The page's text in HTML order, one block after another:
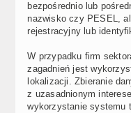
bezpośrednio lub
nazwisko czy PESEL,
rejestracyjny lub
W przypadku firm
zagadnień jest
lokalizacji. Zbieranie
z uzasadnionym
wykorzystanie systemu